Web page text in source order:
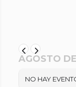
AGOSTO
NO HAY